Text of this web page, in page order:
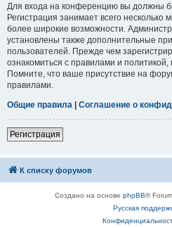
Для входа на конференцию вы должны
Регистрация занимает всего несколько
более широкие возможности.
установлены также дополнительные
пользователей. Прежде чем
ознакомиться с правилами и
Помните, что ваше присутствие на
правилами.
Общие правила | Соглашение о
Регистрация
К списку форумов
Создано на основе phpBB®
Русская